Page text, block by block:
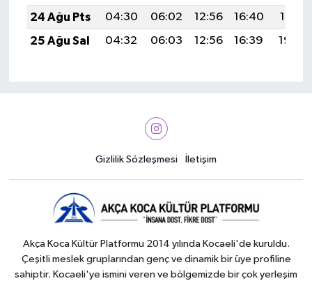
24 Ağu Pts
04:30 06:02 12:56 16:40
19:41
25 Ağu Sal
04:32 06:03 12:56 16:39 19:39
Gizlilik Sözleşmesi İletişim
Akça Koca Kültür Platformu 2014 yılında Kocaeli'de kuruldu.
Çeşitli meslek gruplarından genç ve dinamik bir üye profiline
sahiptir. Kocaeli'ye ismini veren ve bölgemizde bir çok yerleşim